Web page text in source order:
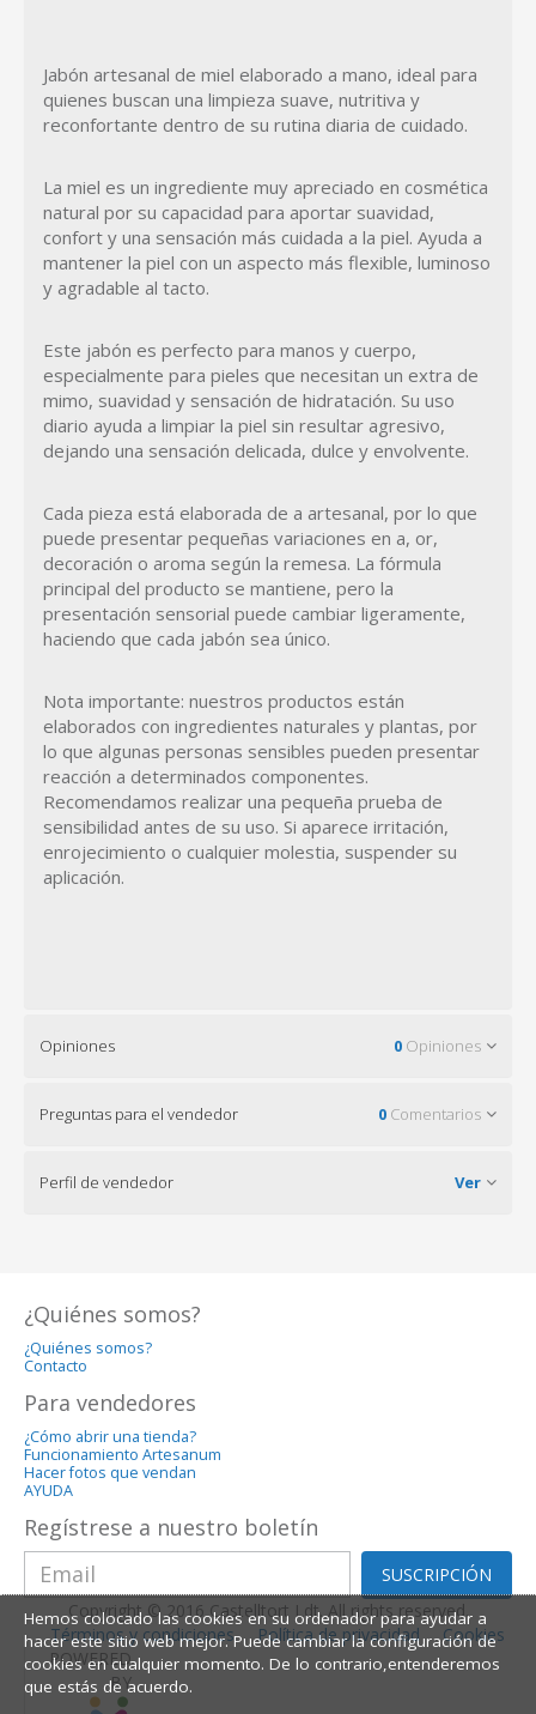
Jabón artesanal de miel elaborado a mano, ideal para
quienes buscan una limpieza suave, nutritiva y
reconfortante dentro de su rutina diaria de cuidado.
La miel es un ingrediente muy apreciado en cosmética
natural por su capacidad para aportar suavidad,
confort y una sensación más cuidada a la piel. Ayuda a
mantener la piel con un aspecto más flexible, luminoso
y agradable al tacto.
Este jabón es perfecto para manos y cuerpo,
especialmente para pieles que necesitan un extra de
mimo, suavidad y sensación de hidratación. Su uso
diario ayuda a limpiar la piel sin resultar agresivo,
dejando una sensación delicada, dulce y envolvente.
Cada pieza está elaborada de a artesanal, por lo que
puede presentar pequeñas variaciones en a, or,
decoración o aroma según la remesa. La fórmula
principal del producto se mantiene, pero la
presentación sensorial puede cambiar ligeramente,
haciendo que cada jabón sea único.
Nota importante: nuestros productos están
elaborados con ingredientes naturales y plantas, por
lo que algunas personas sensibles pueden presentar
reacción a determinados componentes.
Recomendamos realizar una pequeña prueba de
sensibilidad antes de su uso. Si aparece irritación,
enrojecimiento o cualquier molestia, suspender su
aplicación.
Opiniones 0 Opiniones
Preguntas para el vendedor 0 Comentarios
Perfil de vendedor Ver
¿Quiénes somos?
¿Quiénes somos?
Contacto
Para vendedores
¿Cómo abrir una tienda?
Funcionamiento Artesanum
Hacer fotos que vendan
AYUDA
Regístrese a nuestro boletín
SUSCRIPCIÓN
Copyright © 2016 Castelltort Ldt. All rights reserved.
Términos y condiciones
Política de privacidad
Cookies
POWERED
BY
Hemos colocado las cookies en su ordenador para ayudar a
hacer este sitio web mejor. Puede cambiar la configuración de
cookies en cualquier momento. De lo contrario,entenderemos
que estás de acuerdo.